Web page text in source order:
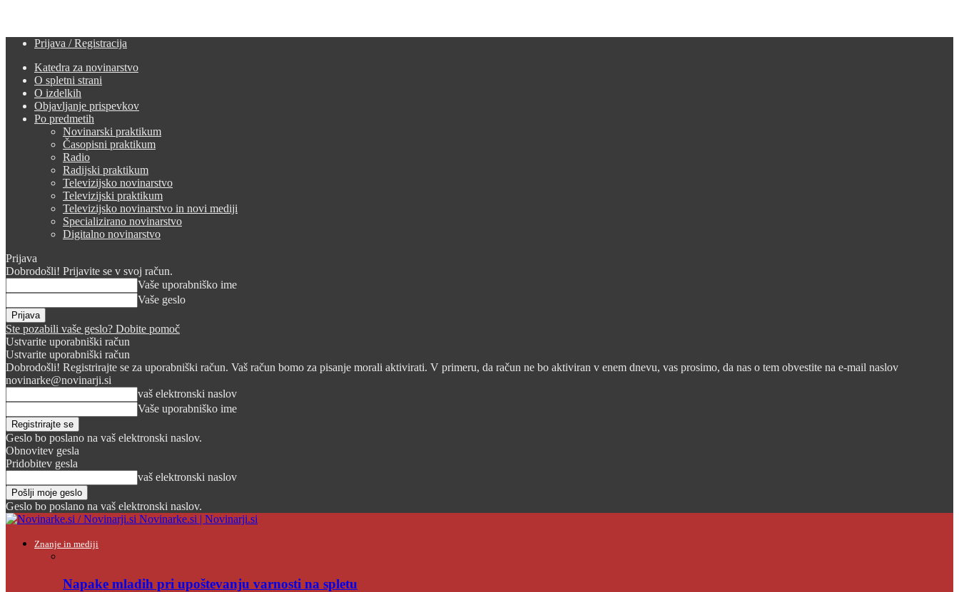
Prijava / Registracija
Katedra za novinarstvo
O spletni strani
O izdelkih
Objavljanje prispevkov
Po predmetih
Novinarski praktikum
Časopisni praktikum
Radio
Radijski praktikum
Televizijsko novinarstvo
Televizijski praktikum
Televizijsko novinarstvo in novi mediji
Specializirano novinarstvo
Digitalno novinarstvo
Prijava
Dobrodošli! Prijavite se v svoj račun.
Vaše uporabniško ime
Vaše geslo
Ste pozabili vaše geslo? Dobite pomoč
Ustvarite uporabniški račun
Ustvarite uporabniški račun
Dobrodošli! Registrirajte se za uporabniški račun. Vaš račun bomo za pisanje morali aktivirati. V primeru, da račun ne bo aktiviran v enem dnevu, vas prosimo, da nas o tem obvestite na e-mail naslov
novinarke@novinarji.si
vaš elektronski naslov
Vaše uporabniško ime
Geslo bo poslano na vaš elektronski naslov.
Obnovitev gesla
Pridobitev gesla
vaš elektronski naslov
Geslo bo poslano na vaš elektronski naslov.
Novinarke.si | Novinarji.si
Znanje in mediji
Napake mladih pri upoštevanju varnosti na spletu